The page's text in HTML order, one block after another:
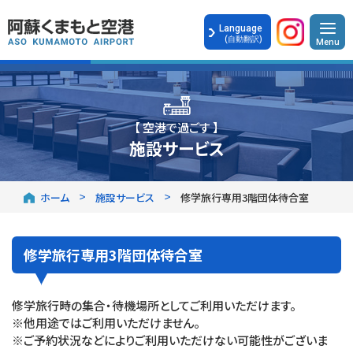
Language
(自動翻訳)
【 空港で過ごす 】
施設サービス
ホーム 施設サービス 修学旅行専用3階団体待合室
修学旅行専用3階団体待合室
修学旅行時の集合・待機場所としてご利用いただけます。
※他用途ではご利用いただけません。
※ご予約状況などによりご利用いただけない可能性がございま